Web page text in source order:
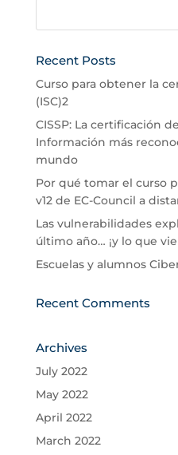
Recent Posts
Curso para obtener la
(ISC)2
CISSP: La certificación
Información más
mundo
Por qué tomar el curso
v12 de EC-Council a
Las vulnerabilidades
último año… ¡y lo que
Escuelas y alumnos
Recent Comments
Archives
July 2022
May 2022
April 2022
March 2022